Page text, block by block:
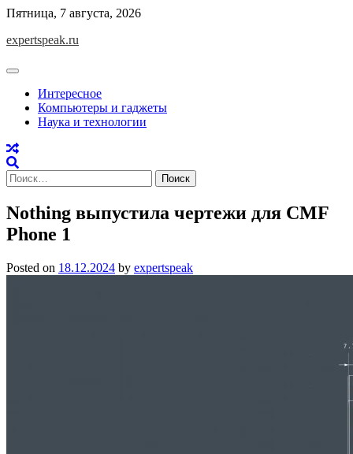
Skip
content
Пятница, 7 августа, 2026
expertspeak.ru
Интересное
Компьютеры и гаджеты
Наука и технологии
Найти:
Nothing выпустила чертежи для CMF
Phone 1
Posted on 18.12.2024 by expertspeak